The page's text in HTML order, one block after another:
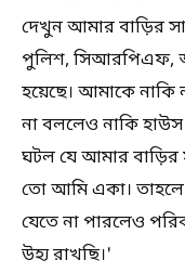
দেখুন আমার বাড়ির
পুলিশ, সিআরপিএফ,
হয়েছে। আমাকে নাকি
না বললেও নাকি
ঘটল যে আমার বাড়ির
তো আমি একা।
যেতে না পারলেও
উহ্য রাখছি।'